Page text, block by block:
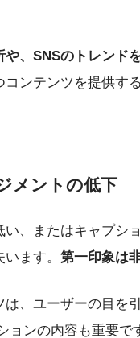
、SNSのトレンド
ンテンツを提供す
メントの低下
、またはキャプシ
ます。 第一印象は
、ユーザーの目を
ンの内容も重要で